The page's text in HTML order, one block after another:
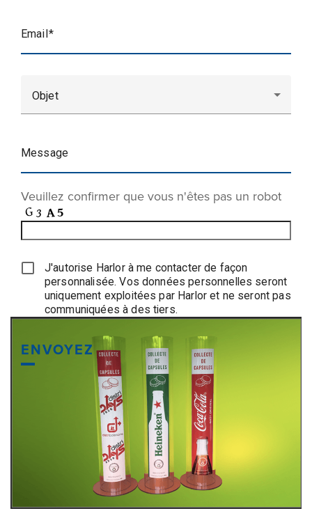
Email
Objet
Message
Veuillez confirmer que vous n'êtes pas un robot
J'autorise Harlor à me contacter de façon
personnalisée. Vos données personnelles seront
uniquement exploitées par Harlor et ne seront pas
communiquées à des tiers.
ENVOYEZ